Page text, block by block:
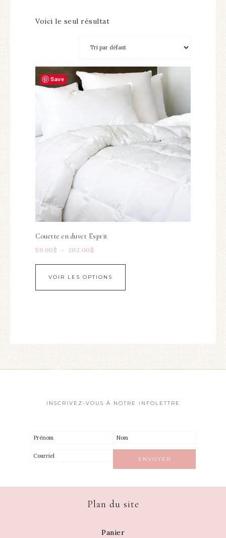
Voici le seul résultat
Save
Couette en duvet Esprit
59.00 $ – 202.00 $
VOIR LES OPTIONS
INSCRIVEZ-VOUS À NOTRE INFOLETTRE
Plan du site
Panier